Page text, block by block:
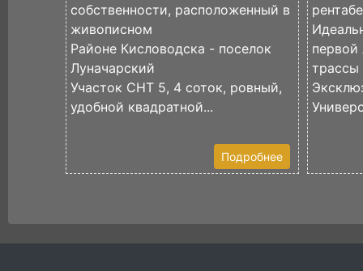
собственности, расположенный в
живописном
Районе Кисловодска - поселок
Луначарский
Участок СНТ 5, 4 соток, ровный,
удобной квадратной...
Подробнее
первой
трассы